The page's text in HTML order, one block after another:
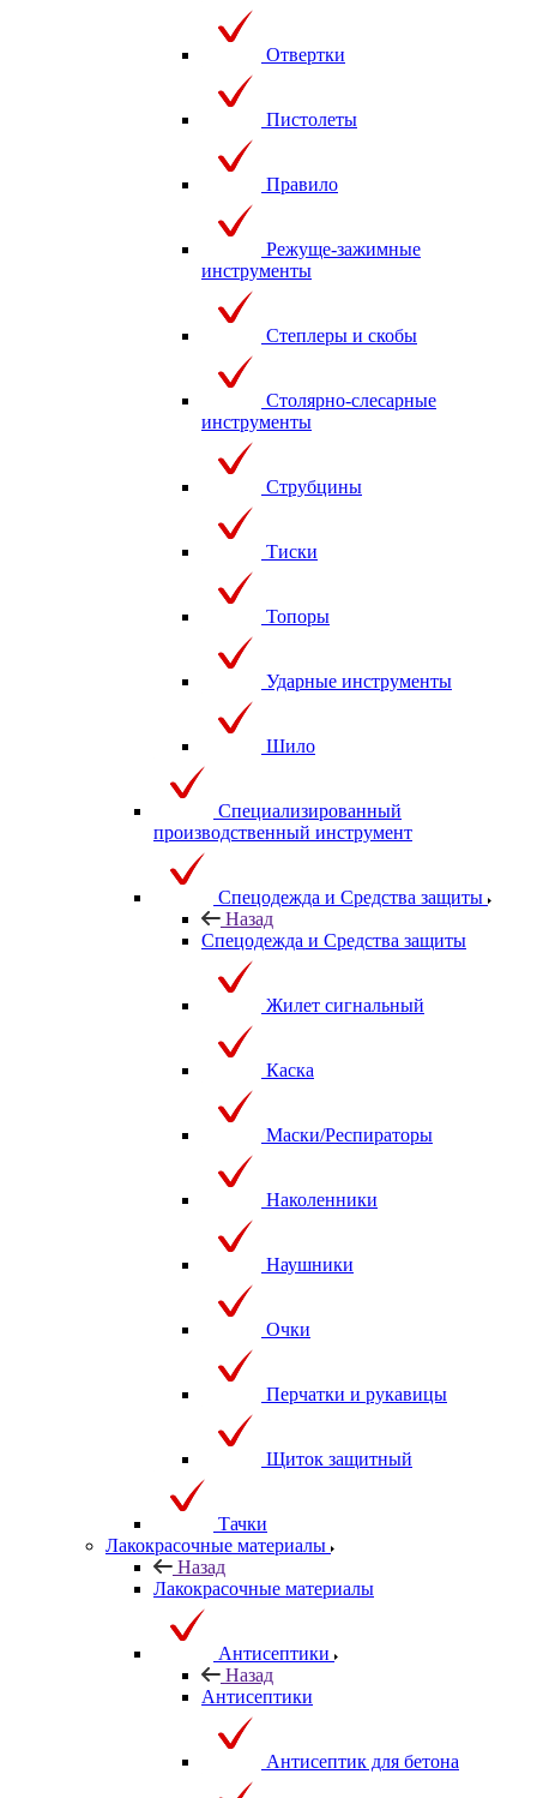
Отвертки
Пистолеты
Правило
Режуще-зажимные
инструменты
Степлеры и скобы
Столярно-слесарные
инструменты
Струбцины
Тиски
Топоры
Ударные инструменты
Шило
Специализированный
производственный инструмент
Спецодежда и Средства защиты
Назад
Спецодежда и Средства защиты
Жилет сигнальный
Каска
Маски/Респираторы
Наколенники
Наушники
Очки
Перчатки и рукавицы
Щиток защитный
Тачки
Лакокрасочные материалы
Назад
Лакокрасочные материалы
Антисептики
Назад
Антисептики
Антисептик для бетона